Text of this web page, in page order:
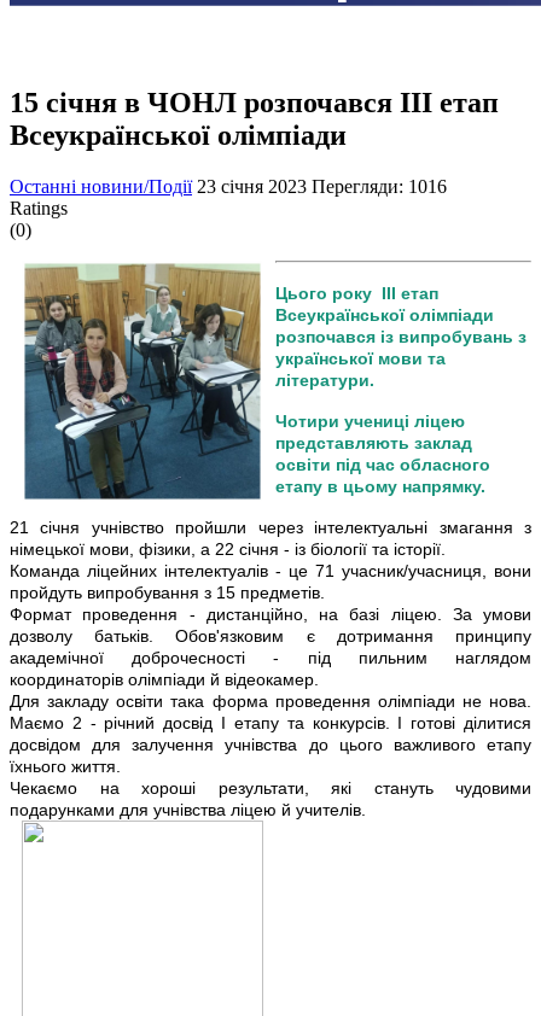
15 січня в ЧОНЛ розпочався ІІІ етап
Всеукраїнської олімпіади
Останні новини/Події 23 січня 2023 Перегляди: 1016
Ratings
(0)
Цього року ІІІ етап
Всеукраїнської олімпіади
розпочався із випробувань з
української мови та
літератури.
Чотири учениці ліцею
представляють заклад
освіти під час обласного
етапу в цьому напрямку.
21 січня учнівство пройшли через інтелектуальні змагання з
німецької мови, фізики, а 22 січня - із біології та історії.
Команда ліцейних інтелектуалів - це 71 учасник/учасниця, вони
пройдуть випробування з 15 предметів.
Формат проведення - дистанційно, на базі ліцею. За умови
дозволу батьків. Обов'язковим є дотримання принципу
академічної доброчесності - під пильним наглядом
координаторів олімпіади й відеокамер.
Для закладу освіти така форма проведення олімпіади не нова.
Маємо 2 - річний досвід І етапу та конкурсів. І готові ділитися
досвідом для залучення учнівства до цього важливого етапу
їхнього життя.
Чекаємо на хороші результати, які стануть чудовими
подарунками для учнівства ліцею й учителів.